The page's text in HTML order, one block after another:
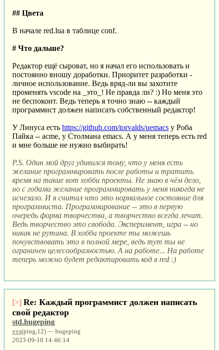
## Цвета
В начале red.lua в таблице conf.
# Что дальше?
Редактор ещё сыроват, но я начал его использовать и
постоянно вношу доработки. Приоритет разработки -
личное использование. Ведь вряд-ли вы захотите
променять vscode на _это_! Не правда ли? :) Но меня это
не беспокоит. Ведь теперь я точно знаю -- каждый
программист должен написать собственный редактор!
У Линуса есть https://github.com/torvalds/uemacs у Роба
Пайка -- acme, у Столмана emacs. А у меня теперь есть red
и мне больше не нужно выбирать!
P.S. Один мой друг удивился тому, что у меня есть
желание программировать после работы и тратить
время на такие вот хобби проекты. Не знаю в чём дело,
но с годами желание программировать у меня никогда не
исчезало. И я считал что это нормальное состояние для
программиста. Программирование -- это в первую
очередь форма творчества, а творчество всегда лечит.
Ведь творчество это свобода. Эксперимент, игра -- но
никак не рутина. В хобби проекте ты можешь
почувствовать это в полной мере, ведь тут ты не
ограничен целесообразностью. А на работе... На работе
теперь можно будет редактировать код в red :)
[>] Re: Каждый программист должен написать
свой редактор
std.hugeping
vvs(ping,12) — hugeping
2023-09-10 14:46:14